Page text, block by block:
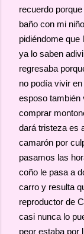
recuerdo
baño con mi
pidiéndome que
ya lo saben
regresaba
no podía vivir
esposo también
comprar
dará tristeza es
camarón por
pasamos las
coño le pasa a
carro y resulta
reproductor de
casi nunca lo
peor estaba por